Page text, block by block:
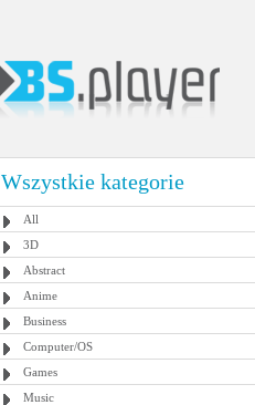
Wszystkie kategorie
All
3D
Abstract
Anime
Business
Computer/OS
Games
Music